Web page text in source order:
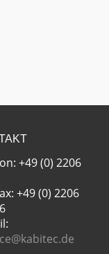
+49 (0) 2206
+49 (0) 2206